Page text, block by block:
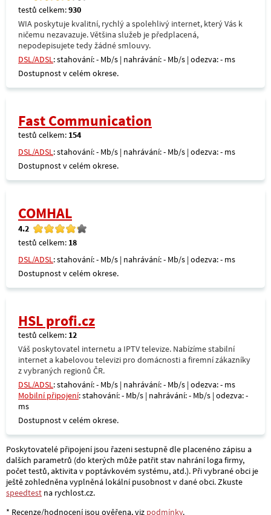
testů celkem:930
WIA poskytuje kvalitní, rychlý a spolehlivý internet, který Vás k
ničemu nezavazuje. Většina služeb je předplacená,
nepodepisujete tedy žádné smlouvy.
DSL/ADSL: stahování: - Mb/s | nahrávání: - Mb/s | odezva: - ms
Dostupnost v celém okrese.
Fast Communication
testů celkem: 154
DSL/ADSL: stahování: - Mb/s | nahrávání: - Mb/s | odezva: - ms
Dostupnost v celém okrese.
COMHAL
4.2
testů celkem: 18
DSL/ADSL: stahování: - Mb/s | nahrávání: - Mb/s | odezva: - ms
Dostupnost v celém okrese.
HSL profi.cz
testů celkem: 12
Váš poskytovatel internetu a IPTV televize. Nabízíme stabilní
internet a kabelovou televizi pro domácnosti a firemní zákazníky
z vybraných regionů ČR.
DSL/ADSL: stahování: - Mb/s | nahrávání: - Mb/s | odezva: - ms
Mobilní připojení: stahování: - Mb/s | nahrávání: - Mb/s | odezva: -
ms
Dostupnost v celém okrese.
Poskytovatelé připojení jsou řazeni sestupně dle placenéno zápisu a
dalších parametrů (do kterých může patřit stav nahrání loga firmy,
počet testů, aktivita v poptávkovém systému, atd.). Při vybrané obci je
ještě zohledněna vyplněná lokální pusobnost v dané obci. Zkuste
speedtest na rychlost.cz.
* Recenze/hodnocení jsou ověřena, viz podmínky.